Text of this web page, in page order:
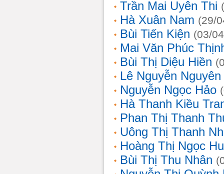
Trần Mai Uyên Thi
Hà Xuân Nam (29/
Bùi Tiến Kiện (03/
Mai Văn Phúc
Bùi Thị Diệu Hiền
Lê Nguyễn
Nguyễn Ngọc Hảo
Hà Thanh Kiều
Phan Thị Thanh
Uông Thị Thanh
Hoàng Thị Ngọc
Bùi Thị Thu Nhân